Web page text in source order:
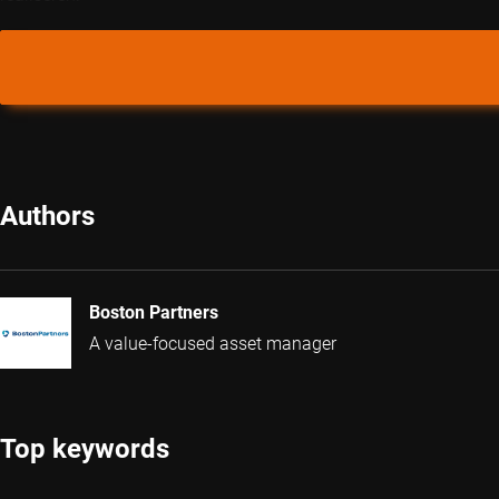
Authors
Boston Partners
A value-focused asset manager
Top keywords